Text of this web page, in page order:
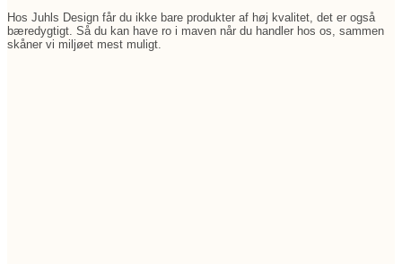
Hos Juhls Design får du ikke bare produkter af høj kvalitet, det er også
bæredygtigt. Så du kan have ro i maven når du handler hos os, sammen
skåner vi miljøet mest muligt.